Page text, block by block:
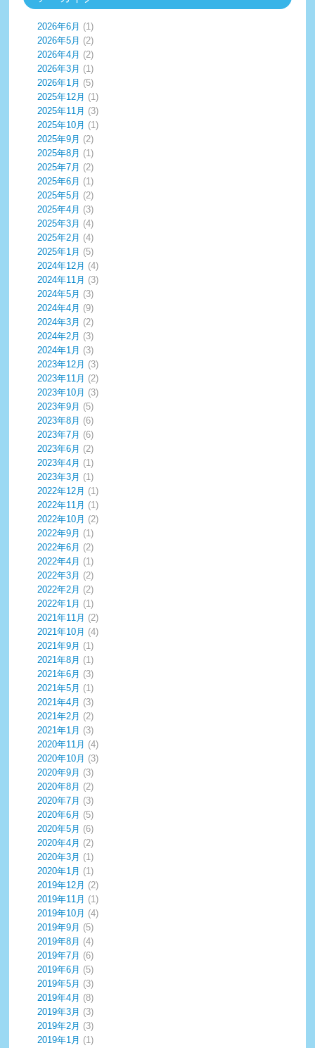
2026年6月 (1)
2026年5月 (2)
2026年4月 (2)
2026年3月 (1)
2026年1月 (5)
2025年12月 (1)
2025年11月 (3)
2025年10月 (1)
2025年9月 (2)
2025年8月 (1)
2025年7月 (2)
2025年6月 (1)
2025年5月 (2)
2025年4月 (3)
2025年3月 (4)
2025年2月 (4)
2025年1月 (5)
2024年12月 (4)
2024年11月 (3)
2024年5月 (3)
2024年4月 (9)
2024年3月 (2)
2024年2月 (3)
2024年1月 (3)
2023年12月 (3)
2023年11月 (2)
2023年10月 (3)
2023年9月 (5)
2023年8月 (6)
2023年7月 (6)
2023年6月 (2)
2023年4月 (1)
2023年3月 (1)
2022年12月 (1)
2022年11月 (1)
2022年10月 (2)
2022年9月 (1)
2022年6月 (2)
2022年4月 (1)
2022年3月 (2)
2022年2月 (2)
2022年1月 (1)
2021年11月 (2)
2021年10月 (4)
2021年9月 (1)
2021年8月 (1)
2021年6月 (3)
2021年5月 (1)
2021年4月 (3)
2021年2月 (2)
2021年1月 (3)
2020年11月 (4)
2020年10月 (3)
2020年9月 (3)
2020年8月 (2)
2020年7月 (3)
2020年6月 (5)
2020年5月 (6)
2020年4月 (2)
2020年3月 (1)
2020年1月 (1)
2019年12月 (2)
2019年11月 (1)
2019年10月 (4)
2019年9月 (5)
2019年8月 (4)
2019年7月 (6)
2019年6月 (5)
2019年5月 (3)
2019年4月 (8)
2019年3月 (3)
2019年2月 (3)
2019年1月 (1)